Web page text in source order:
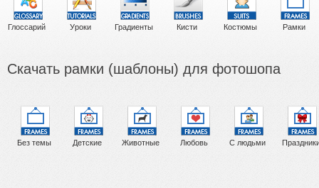
Глоссарий Уроки Градиенты Кисти Костюмы Рамки
Скачать рамки (шаблоны) для фотошопа
Без темы Детские Животные Любовь С людьми